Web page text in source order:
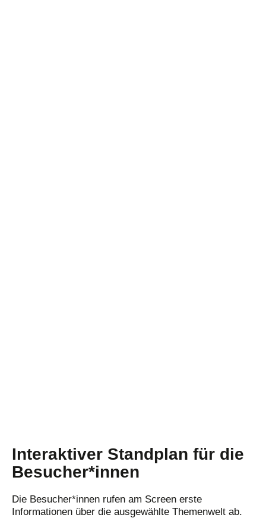
Interaktiver Standplan für die
Besucher*innen
Die Besucher*innen rufen am Screen erste
Informationen über die ausgewählte Themenwelt ab.